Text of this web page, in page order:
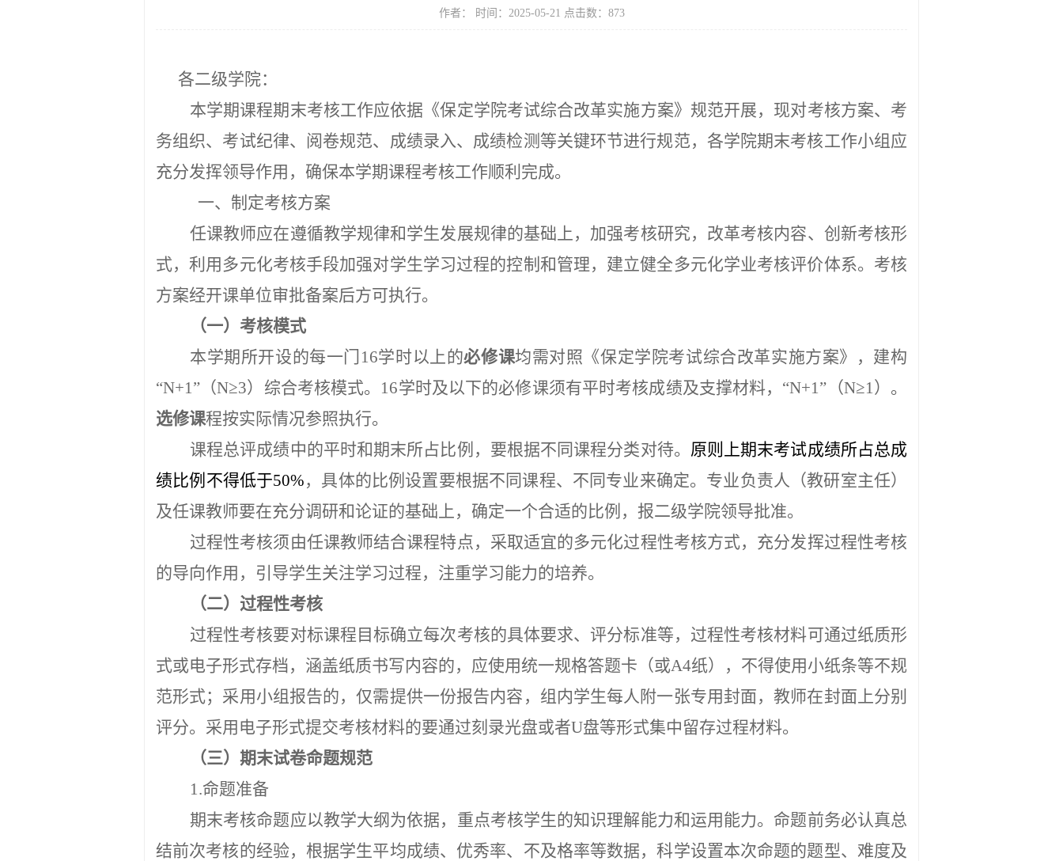
作者： 时间：2025-05-21 点击数： 873
各二级学院：
本学期课程期末考核工作应依据《保定学院考试综合改革实施方案》规范开展，现对考核方案、考
务组织、考试纪律、阅卷规范、成绩录入、成绩检测等关键环节进行规范，各学院期末考核工作小组应
充分发挥领导作用，确保本学期课程考核工作顺利完成。
一、制定考核方案
任课教师应在遵循教学规律和学生发展规律的基础上，加强考核研究，改革考核内容、创新考核形
式，利用多元化考核手段加强对学生学习过程的控制和管理，建立健全多元化学业考核评价体系。考核
方案经开课单位审批备案后方可执行。
（一）考核模式
本学期所开设的每一门 16学时以上的必修课均需对照《保定学院考试综合改革实施方案》，建构
“N+1”（N≥3）综合考核模式。16学时及以下的必修课须有平时考核成绩及支撑材料，“N+1”（N≥1）。
选修课程按实际情况参照执行。
课程总评成绩中的平时和期末所占比例，要根据不同课程分类对待。 原则上期末考试成绩所占总成
绩 比例 不得低于50%，具体的比例设置要根据不同课程、不同专业来确定。专业负责人（教研室主任）
及任课教师要在充分调研和论证的基础上，确定一个合适的比例，报二级学院领导批准。
过程性考核须由任课教师结合课程特点，采取适宜的多元化过程性考核方式，充分发挥过程性考核
的导向作用，引导学生关注学习过程，注重学习能力的培养。
（二）过程性考核
过程性考核要对标课程目标确立每次考核的具体要求、评分标准等， 过程性考核材料可通过纸质形
式或电子形式存档，涵盖纸质书写内容的，应使用统一规格答题卡（或A4纸），不得使用小纸条等不规
范形式；采用小组报告的，仅需提供一份报告内容，组内学生每人附一张专用封面，教师在封面上分别
评分。采用电子形式提交考核材料的要通过刻录光盘或者U盘等形式集中留存过程材料。
（三）期末试卷命题规范
1.命题准备
期末考核命题应以教学大纲为依据，重点考核学生的知识理解能力和运用能力。命题前务必认真总
结前次考核的经验，根据学生平均成绩、优秀率、不及格率等数据，科学设置本次命题的题型、难度及